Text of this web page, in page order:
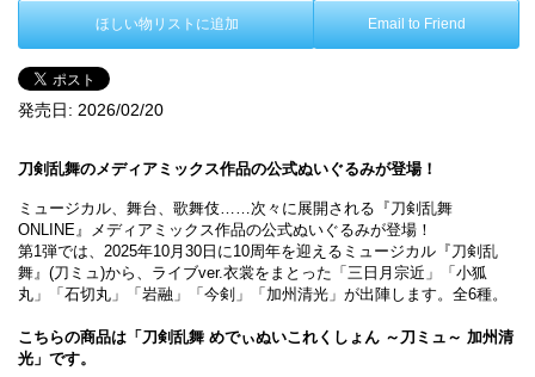
ほしい物リストに追加 Email to Friend
発売日: 2026/02/20
刀剣乱舞のメディアミックス作品の公式ぬいぐるみが登場！
ミュージカル、舞台、歌舞伎……次々に展開される『刀剣乱舞
ONLINE』メディアミックス作品の公式ぬいぐるみが登場！
第1弾では、2025年10月30日に10周年を迎えるミュージカル『刀剣乱
舞』(刀ミュ)から、ライブver.衣裳をまとった「三日月宗近」「小狐
丸」「石切丸」「岩融」「今剣」「加州清光」が出陣します。全6種。
こちらの商品は「刀剣乱舞 めでぃぬいこれくしょん ～刀ミュ～ 加州清
光」です。